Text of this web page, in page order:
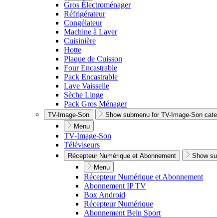
Gros Électroménager
Réfrigérateur
Congélateur
Machine à Laver
Cuisinière
Hotte
Plaque de Cuisson
Four Encastrable
Pack Encastrable
Lave Vaisselle
Sèche Linge
Pack Gros Ménager
TV-Image-Son
Show submenu for TV-Image-Son
Menu
TV-Image-Son
Téléviseurs
Récepteur Numérique et Abonnement
Show
Menu
Récepteur Numérique et Abonnement
Abonnement IP TV
Box Android
Récepteur Numérique
Abonnement Bein Sport